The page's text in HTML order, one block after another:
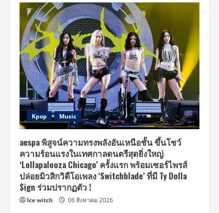
Kpop Music
aespa พิสูจน์ความทรงพลังอันเหนือชั้น ขึ้นโชว์
ความร้อนแรงในเทศกาลดนตรีสุดยิ่งใหญ่
‘Lollapalooza Chicago’ ครั้งแรก พร้อมเซอร์ไพรส์
ปล่อยมิวสิกวิดีโอเพลง ‘Switchblade’ ที่มี Ty Dolla
$ign ร่วมปรากฏตัว !
Ice witch 06 สิงหาคม 2026